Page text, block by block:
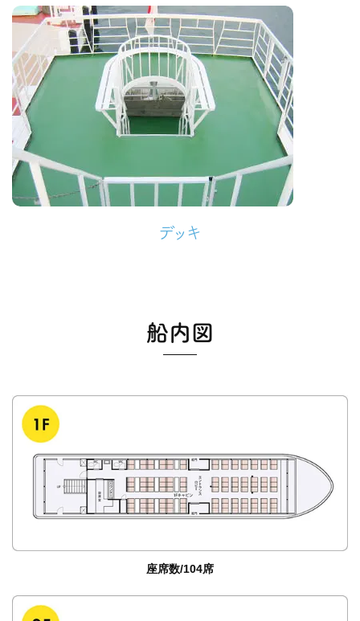
デッキ
船内図
座席数/104席